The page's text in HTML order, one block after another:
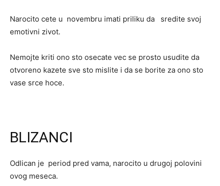
Narocito cete u novembru imati priliku da sredite svoj
emotivni zivot.
Nemojte kriti ono sto osecate vec se prosto usudite da
otvoreno kazete sve sto mislite i da se borite za ono sto
vase srce hoce.
BLIZANCI
Odlican je period pred vama, narocito u drugoj polovini
ovog meseca.